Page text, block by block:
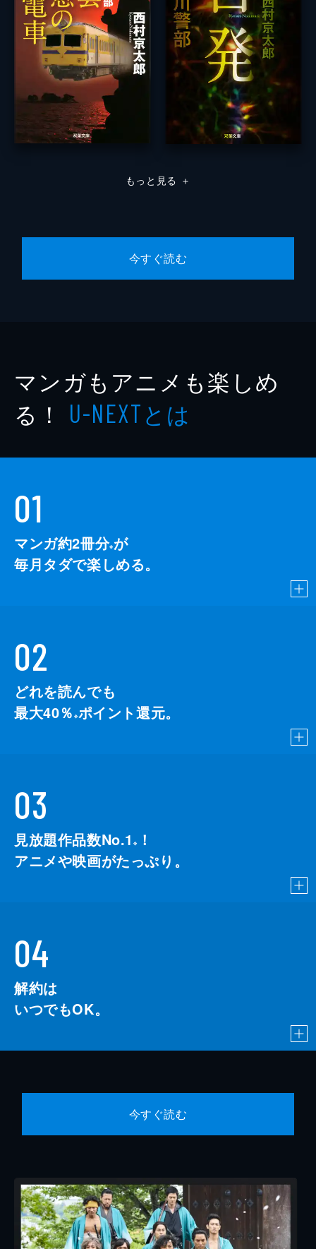
もっと見る ＋
今すぐ読む
マンガもアニメも楽しめ
る！ U-NEXTとは
01
マンガ約2冊分※が
毎月タダで楽しめる。
02
どれを読んでも
最大40％ ※ポイント還元。
03
見放題作品数No.1 ※
！
アニメや映画がたっぷり。
04
解約は
いつでもOK。
今すぐ読む